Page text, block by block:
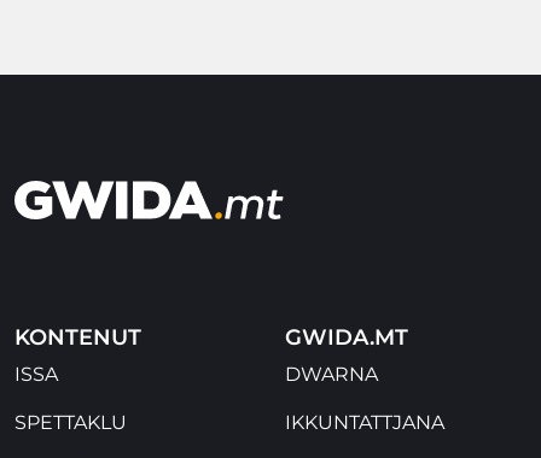
KONTENUT
ISSA
SPETTAKLU
GWIDA.MT
DWARNA
IKKUNTATTJANA